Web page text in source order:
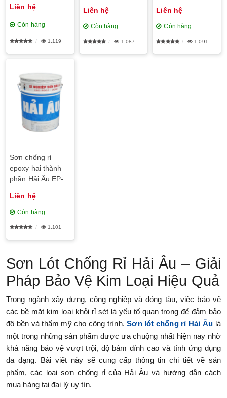
Liên hệ
Còn hàng
1,119
Liên hệ
Còn hàng
1,087
Liên hệ
Còn hàng
1,091
Sơn chống rỉ
epoxy hai thành
phần Hải Âu EP-
Liên hệ
Còn hàng
1,101
Sơn Lót Chống Rỉ Hải Âu – Giải
Pháp Bảo Vệ Kim Loại Hiệu Quả
Trong ngành xây dựng, công nghiệp và đóng tàu, việc bảo vệ
các bề mặt kim loại khỏi rỉ sét là yếu tố quan trọng để đảm bảo
độ bền và thẩm mỹ cho công trình.Sơn lót chống rỉ Hải Âu là
một trong những sản phẩm được ưa chuộng nhất hiện nay nhờ
khả năng bảo vệ vượt trội, độ bám dính cao và tính ứng dụng
đa dạng. Bài viết này sẽ cung cấp thông tin chi tiết về sản
phẩm, các loại sơn chống rỉ của Hải Âu và hướng dẫn cách
mua hàng tại đại lý uy tín.